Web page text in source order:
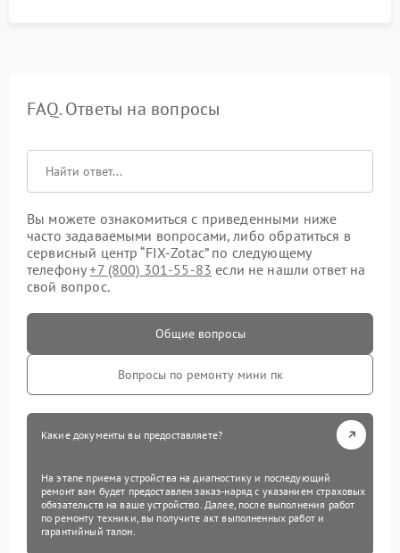
FAQ. Ответы на вопросы
Вы можете ознакомиться с приведенными ниже
часто задаваемыми вопросами, либо обратиться в
сервисный центр “FIX-Zotac” по следующему
телефону+7 (800) 301-55-83 если не нашли ответ на
свой вопрос.
Общие вопросы
Вопросы по ремонту мини пк
Какие документы вы предоставляете?
На этапе приема устройства на диагностику и последующий
ремонт вам будет предоставлен заказ-наряд с указанием страховых
обязательств на ваше устройство. Далее, после выполнения работ
по ремонту техники, вы получите акт выполненных работ и
гарантийный талон.